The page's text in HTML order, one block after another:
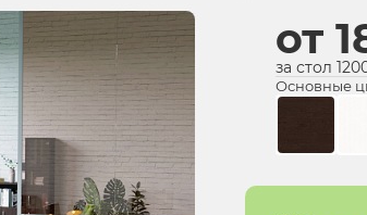
от
за стол
Основные